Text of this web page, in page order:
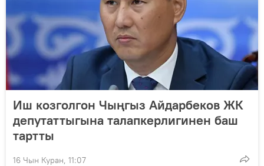
Иш козголгон Чыңгыз Айдарбеков ЖК
депутаттыгына талапкерлигинен баш
тартты
16 Чын Куран, 11:07